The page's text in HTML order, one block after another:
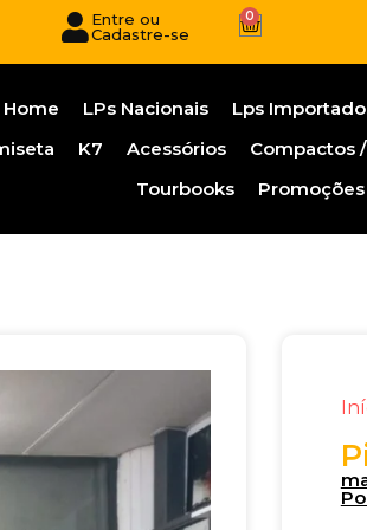
Entre ou
Cadastre-se
0
Home LPs Nacionais Lps
K7 Acessórios Compactos
Tourbooks
Promoções